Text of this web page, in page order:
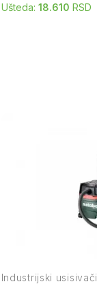
Ušteda: 18.610 RSD
Industrijski usisivači